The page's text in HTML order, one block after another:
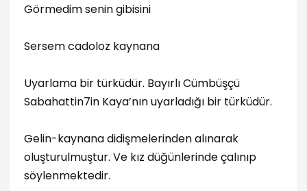
Görmedim senin gibisini
Sersem cadoloz kaynana
Uyarlama bir türküdür. Bayırlı Cümbüşçü
Sabahattin7in Kaya’nın uyarladığı bir türküdür.
Gelin-kaynana didişmelerinden alınarak
oluşturulmuştur. Ve kız düğünlerinde çalınıp
söylenmektedir.